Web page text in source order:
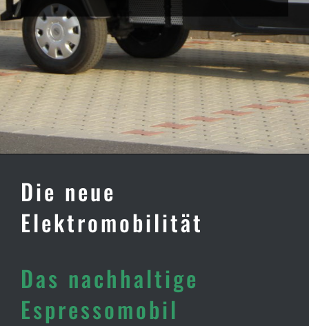
Die neue
Elektromobilität
Das nachhaltige
Espressomobil